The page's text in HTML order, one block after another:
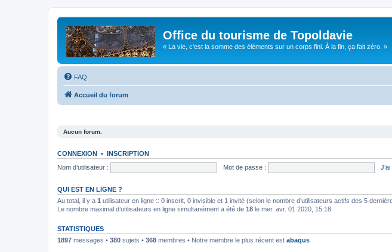
Office du tourisme de Topoldavie
« La vie, c'est la somme des éléments sur un corps fini. À la fin, ça fait zéro. »
FAQ
Accueil du forum
Aucun forum.
CONNEXION • INSCRIPTION
Nom d’utilisateur :
Mot de passe :
QUI EST EN LIGNE ?
Au total, il y a 1 utilisateur en ligne :: 0 inscrit, 0 invisible et 1 invité (selon le nombre d’utilisateurs actifs des 5
Le nombre maximal d’utilisateurs en ligne simultanément a été de 18 le mer. avr. 01 2020, 15:18
STATISTIQUES
1897 messages • 380 sujets • 368 membres • Notre membre le plus récent est abaqus